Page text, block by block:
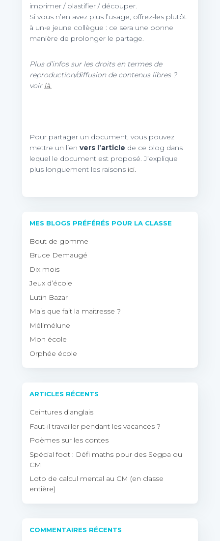
imprimer / plastifier / découper.
Si vous n’en avez plus l’usage, offrez-les plutôt
à un•e jeune collègue : ce sera une bonne
manière de prolonger le partage.
Plus d’infos sur les droits en termes de
reproduction/diffusion de contenus libres ?
voir là.
—-
Pour partager un document, vous pouvez
mettre un lien vers l’article de ce blog dans
lequel le document est proposé. J’explique
plus longuement les raisons ici.
MES BLOGS PRÉFÉRÉS POUR LA CLASSE
Bout de gomme
Bruce Demaugé
Dix mois
Jeux d’école
Lutin Bazar
Mais que fait la maitresse ?
Mélimélune
Mon école
Orphée école
ARTICLES RÉCENTS
Ceintures d’anglais
Faut-il travailler pendant les vacances ?
Poèmes sur les contes
Spécial foot : Défi maths pour des Segpa ou
CM
Loto de calcul mental au CM (en classe
entière)
COMMENTAIRES RÉCENTS